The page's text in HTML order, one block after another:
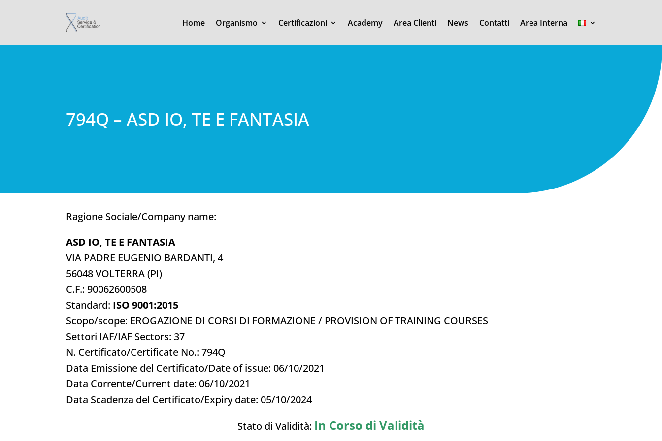
Home Organismo Certificazioni Academy Area Clienti News Contatti Area Interna
794Q – ASD IO, TE E FANTASIA
Ragione Sociale/Company name:
ASD IO, TE E FANTASIA
VIA PADRE EUGENIO BARDANTI, 4
56048 VOLTERRA (PI)
C.F.: 90062600508
Standard: ISO 9001:2015
Scopo/scope: EROGAZIONE DI CORSI DI FORMAZIONE / PROVISION OF TRAINING COURSES
Settori IAF/IAF Sectors: 37
N. Certificato/Certificate No.: 794Q
Data Emissione del Certificato/Date of issue: 06/10/2021
Data Corrente/Current date: 06/10/2021
Data Scadenza del Certificato/Expiry date: 05/10/2024
Stato di Validità: In Corso di Validità